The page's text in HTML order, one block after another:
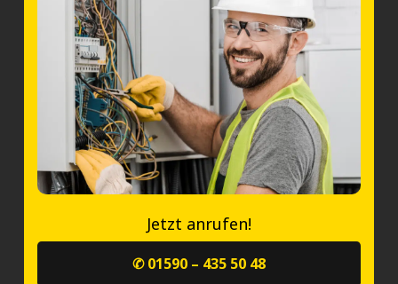
Jetzt anrufen!
✆ 01590 – 435 50 48